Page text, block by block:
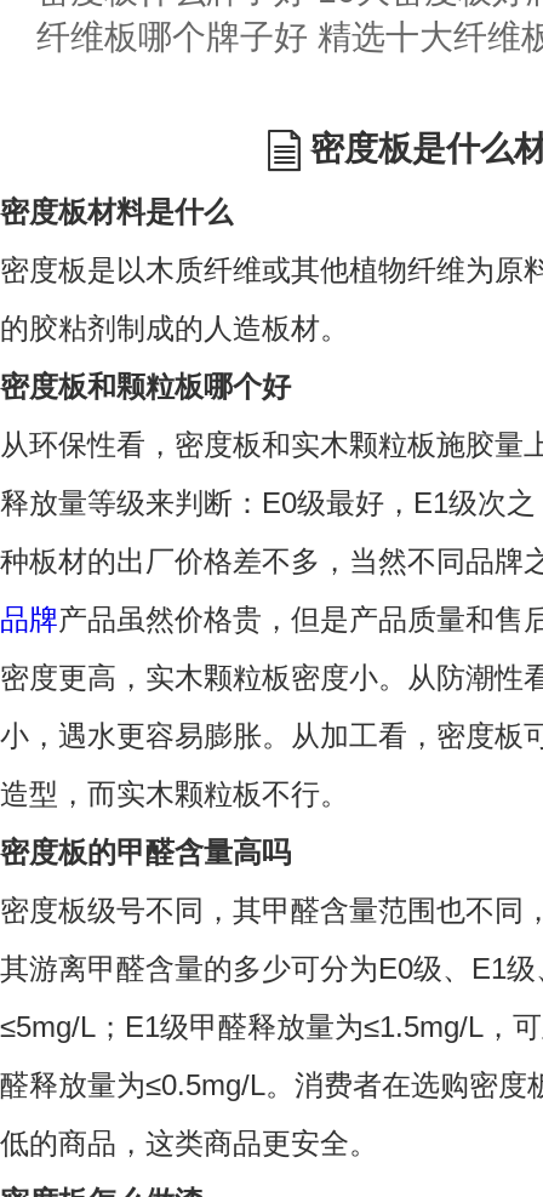
纤维板哪个牌子好 精选十大纤维
密度板是什么
密度板材料是什么
密度板是以木质纤维或其他植物纤维为原
的胶粘剂制成的人造板材。
密度板和颗粒板哪个好
从环保性看， 密度板和实木颗粒板施胶量
释放量等级来判断：E0级最好，E1级次
种板材的出厂价格差不多，当然不同品牌
品牌产品虽然价格贵，但是产品质量和售
密度更高，实木颗粒板密度小。
从防潮性
小，遇水更容易膨胀。
从加工看， 密度板
造型，而实木颗粒板不行。
密度板的甲醛含量高吗
密度板级号不同，其甲醛含量范围也不同
其游离甲醛含量的多少可分为E0级、E1
≤5mg/L；E1级甲醛释放量为≤1.5mg/L，
醛释放量为≤0.5mg/L。消费者在选购密度
低的商品，这类商品更安全。